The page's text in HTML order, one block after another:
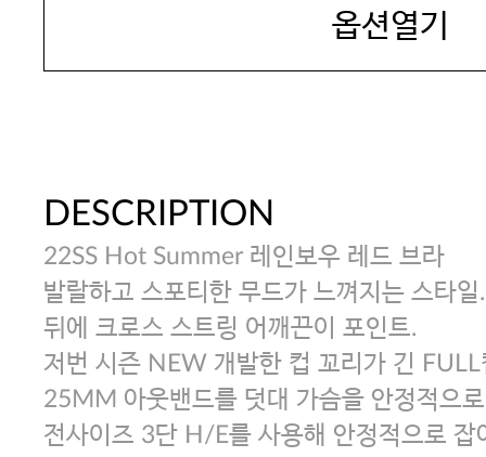
옵션열기
DESCRIPTION
22SS Hot Summer 레인보우 레드 브라
발랄하고 스포티한 무드가 느껴지는 스타일.
뒤에 크로스 스트링 어깨끈이 포인트.
저번 시즌 NEW 개발한 컵 꼬리가 긴 FULL
25MM 아웃밴드를 덧대 가슴을 안정적으
전사이즈 3단 H/E를 사용해 안정적으로 잡